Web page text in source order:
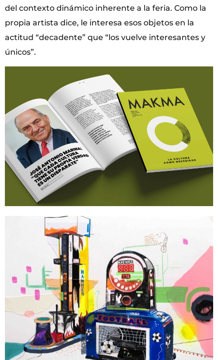
del contexto dinámico inherente a la feria. Como la
propia artista dice, le interesa esos objetos en la
actitud “decadente” que “los vuelve interesantes y
únicos”.